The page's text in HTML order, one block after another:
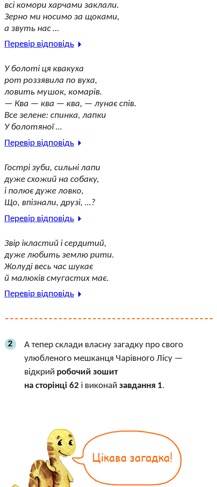
всі комори харчами заклали.
Зерно ми носимо за щоками,
а звуть нас …
Перевір відповідь
У болоті ця квакуха
рот роззявила по вуха,
ловить мушок, комарів.
— Ква — ква — ква, — лунає спів.
Все зелене: спинка, лапки
У болотяної …
Перевір відповідь
Гострі зуби, сильні лапи
дуже схожий на собаку,
і полює дуже ловко,
Що, впізнали, друзі, …?
Перевір відповідь
Звір ікластий і сердитий,
дуже любить землю рити.
Жолуді весь час шукає
й малюків смугастих має.
Перевір відповідь
2
А тепер склади власну загадку про свого
улюбленого мешканця Чарівного Лісу —
відкрий робочий зошит
на сторінці 62 і виконай завдання 1.